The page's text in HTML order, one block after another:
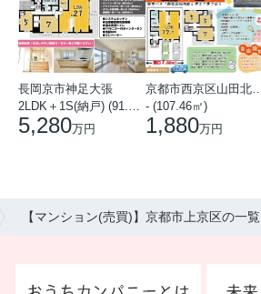
長岡京市神足大張
5,280万円
- (107.46㎡)
1,880万円
【マンション(売買)】京都市上京区の一覧